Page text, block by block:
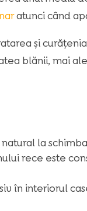
atunci când
și
blănii, mai
la
rece este
în interiorul